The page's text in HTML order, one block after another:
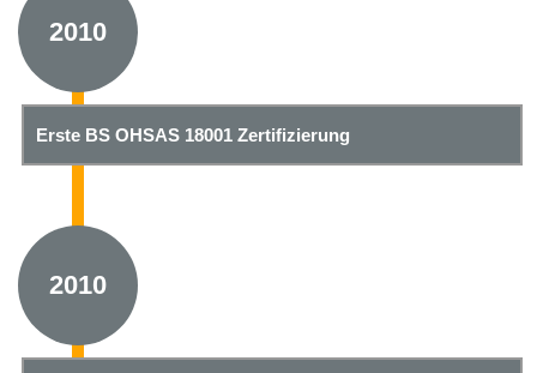
2010
Erste BS OHSAS 18001 Zertifizierung
2010